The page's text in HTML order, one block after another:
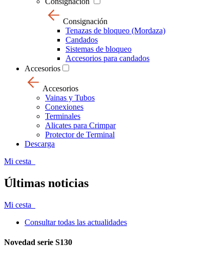
Consignación
Tenazas de bloqueo (Mordaza)
Candados
Sistemas de bloqueo
Accesorios para candados
Accesorios
Accesorios
Vainas y Tubos
Conexiones
Terminales
Alicates para Crimpar
Protector de Terminal
Descarga
Mi cesta
Últimas noticias
Mi cesta
Consultar todas las actualidades
Novedad serie S130